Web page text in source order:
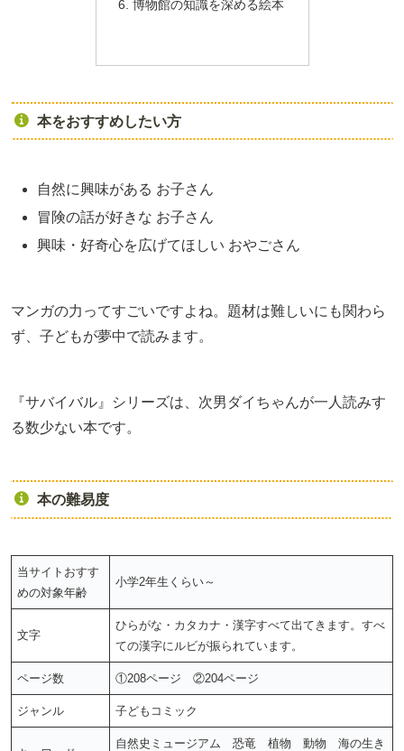
博物館の知識を深める絵本
本をおすすめしたい方
自然に興味がある お子さん
冒険の話が好きな お子さん
興味・好奇心を広げてほしい おやごさん
マンガの力ってすごいですよね。題材は難しいにも関わら
ず、子どもが夢中で読みます。
『サバイバル』シリーズは、次男ダイちゃんが一人読みす
る数少ない本です。
本の難易度
当サイトおすす
めの対象年齢
小学2年生くらい～
文字
ひらがな・カタカナ・漢字すべて出てきます。すべ
ての漢字にルビが振られています。
ページ数 ①208ページ ②204ページ
ジャンル 子どもコミック
自然史ミュージアム 恐竜 植物 動物 海の生き